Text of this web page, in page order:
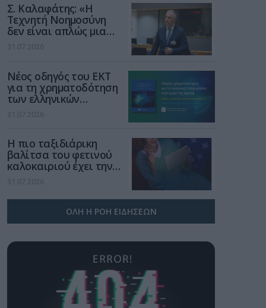
Σ. Καλαφάτης: «Η
Τεχνητή Νοημοσύνη
δεν είναι απλώς μια
νέα τεχνολογία, είναι
μια νέα βιομηχανική
31.07.2026
Νέος οδηγός του ΕΚΤ
για τη χρηματοδότηση
των ελληνικών
επιχειρήσεων στον
χώρο της άμυνας
31.07.2026
Η πιο ταξιδιάρικη
βαλίτσα του φετινού
καλοκαιριού έχει την
υπογραφή της Xiaomi
31.07.2026
ΟΛΗ Η ΡΟΗ ΕΙΔΗΣΕΩΝ